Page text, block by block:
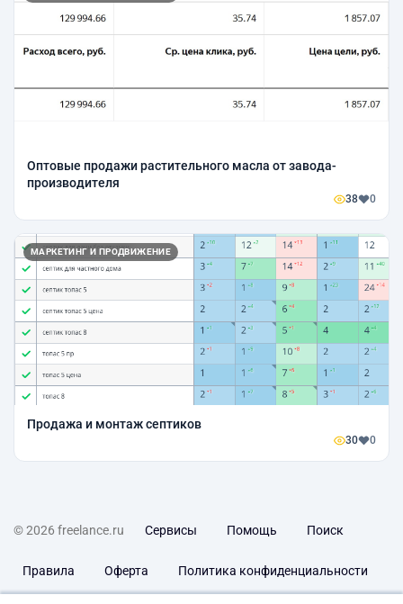
Оптовые продажи растительного масла от завода-
производителя
38 0
МАРКЕТИНГ И ПРОДВИЖЕНИЕ
Продажа и монтаж септиков
30 0
© 2026 freelance.ru Сервисы Помощь Поиск
Правила Оферта Политика конфиденциальности